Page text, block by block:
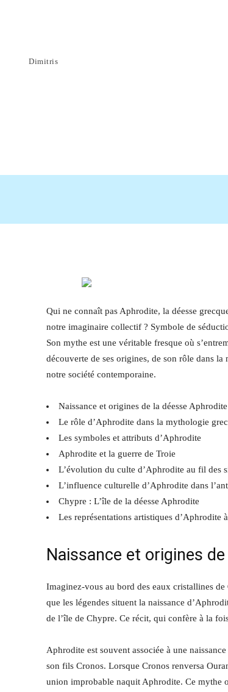
Dimitris
Qui ne connaît pas Aphrodite, la déesse
notre imaginaire collectif ? Symbole de
Son mythe est une véritable fresque où
découverte de ses origines, de son rôle dans
notre société contemporaine.
Naissance et origines de la déesse Aphrodite
Le rôle d’Aphrodite dans la mythologie
Les symboles et attributs d’Aphrodite
Aphrodite et la guerre de Troie
L’évolution du culte d’Aphrodite au fil des
L’influence culturelle d’Aphrodite dans
Chypre : L’île de la déesse Aphrodite
Les représentations artistiques d’Aphrodite
Naissance et origines
Imaginez-vous au bord des eaux cristallines
que les légendes situent la naissance
de l’île de Chypre. Ce récit, qui confère à la
Aphrodite est souvent associée à une
son fils Cronos. Lorsque Cronos renversa
union improbable naquit Aphrodite. Ce mythe